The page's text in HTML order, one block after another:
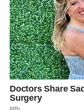
Pred vama je period
mnogo više prostora
Moguće je priznanje
Ljubavna
Budite otvoreni za